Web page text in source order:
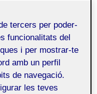
EL
Públic
tercers per poder-
funcionalitats del
i per mostrar-te
amb un perfil
de navegació.
les teves